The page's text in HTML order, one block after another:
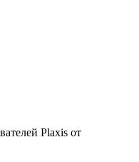
Plaxis от